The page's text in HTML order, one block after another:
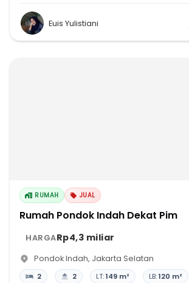
Euis Yulistiani
RUMAH JUAL
Rumah Pondok Indah Dekat Pim
HARGARp4,3 miliar
Pondok Indah, Jakarta Selatan
2 2 LT:149 m² LB:120 m²